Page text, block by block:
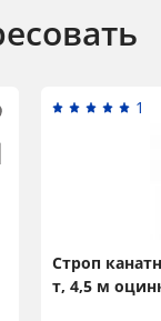
1
Строп
т, 4,5 м